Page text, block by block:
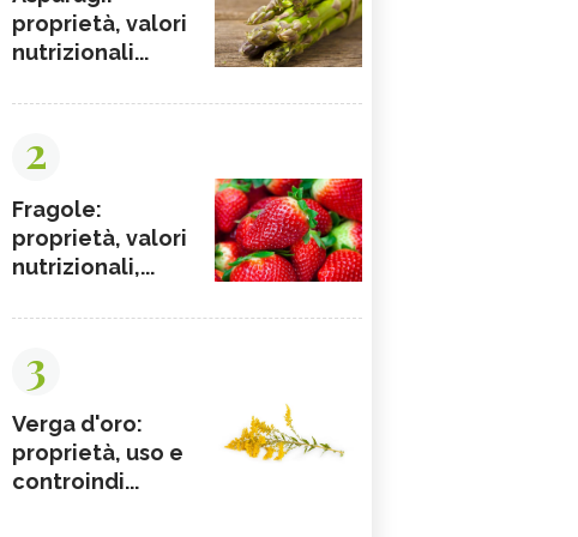
proprietà, valori
nutrizionali...
2
Fragole:
proprietà, valori
nutrizionali,...
3
Verga d'oro:
proprietà, uso e
controindi...